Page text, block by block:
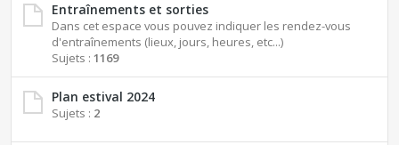
Entraînements et sorties
Dans cet espace vous pouvez indiquer les rendez-vous
d'entraînements (lieux, jours, heures, etc...)
Sujets : 1169
Plan estival 2024
Sujets : 2